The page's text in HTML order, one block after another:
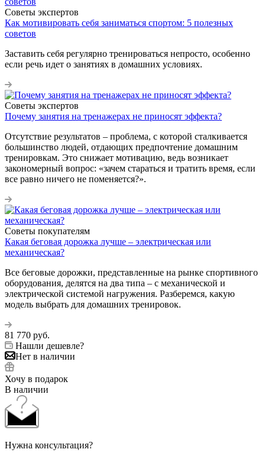
Советы экспертов
Как мотивировать себя заниматься спортом: 5 полезных
советов
Заставить себя регулярно тренироваться непросто, особенно
если речь идет о занятиях в домашних условиях.
Советы экспертов
Почему занятия на тренажерах не приносят эффекта?
Отсутствие результатов – проблема, с которой сталкивается
большинство людей, отдающих предпочтение домашним
тренировкам. Это снижает мотивацию, ведь возникает
закономерный вопрос: «зачем стараться и тратить время, если
все равно ничего не поменяется?».
Советы покупателям
Какая беговая дорожка лучше – электрическая или
механическая?
Все беговые дорожки, представленные на рынке спортивного
оборудования, делятся на два типа – с механической и
электрической системой нагружения. Разберемся, какую
модель выбрать для домашних тренировок.
81 770 руб.
Нашли дешевле?
Нет в наличии
Хочу в подарок
В наличии
Нужна консультация?